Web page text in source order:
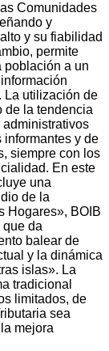
Comunidades
y
y su fiabilidad
permite
población a un
La utilización de
de la tendencia
y de
siempre con los
En este
una
de la
Hogares», BOIB
que da
balear de
y la dinámica
islas». La
tradicional
limitados, de
sea
mejora